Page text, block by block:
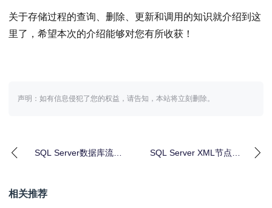
关于存储过程的查询、删除、更新和调用的知识就介绍到这
里了，希望本次的介绍能够对您有所收获！
声明：如有信息侵犯了您的权益，请告知，本站将立刻删除。
SQL Server数据库流水
SQL Server XML节点操
相关推荐